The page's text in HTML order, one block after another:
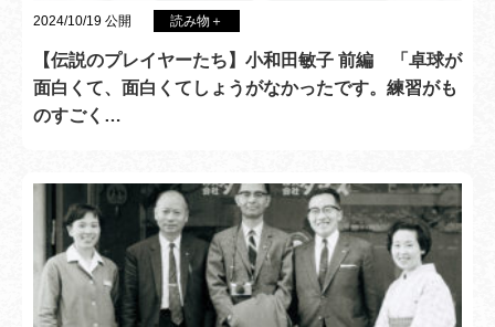
2024/10/19 公開 読み物＋
【伝説のプレイヤーたち】小和田敏子 前編 「卓球が
面白くて、面白くてしょうがなかったです。練習がも
のすごく…